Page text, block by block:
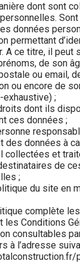
dont sont
données
permettant
A ce titre, il peut
de son
ou email,
ou encore de
;
dont ils
ces données ;
des données à
collectées et
de
;
du site en
complète
les Conditions
consultables
à l’adresse